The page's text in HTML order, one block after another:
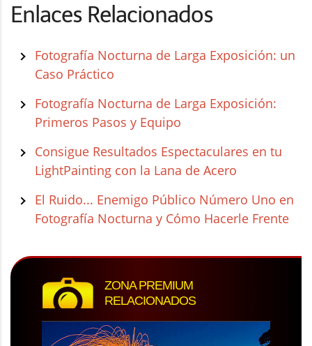
Enlaces Relacionados
Fotografía Nocturna de Larga Exposición: un
Caso Práctico
Fotografía Nocturna de Larga Exposición:
Primeros Pasos y Equipo
Consigue Resultados Espectaculares en tu
LightPainting con la Lana de Acero
El Ruido... Enemigo Público Número Uno en
Fotografía Nocturna y Cómo Hacerle Frente
ZONA PREMIUM
RELACIONADOS